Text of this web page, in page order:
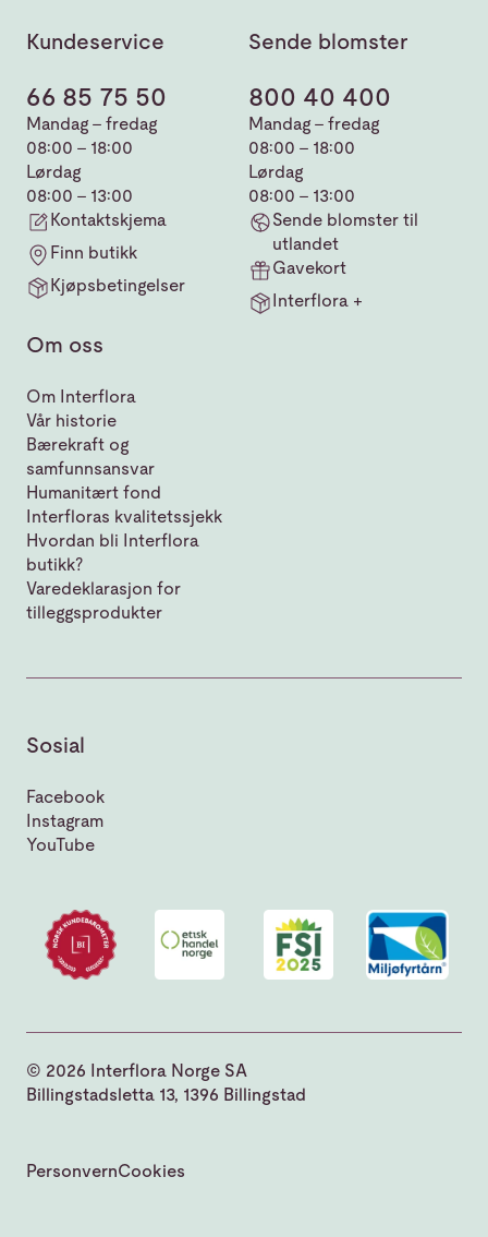
Kundeservice
66 85 75 50
Mandag - fredag
08:00 - 18:00
Lørdag
08:00 - 13:00
Kontaktskjema
Finn butikk
Kjøpsbetingelser
Sende blomster
800 40 400
Mandag - fredag
08:00 - 18:00
Lørdag
08:00 - 13:00
Sende blomster til
utlandet
Gavekort
Interflora +
Om oss
Om Interflora
Vår historie
Bærekraft og
samfunnsansvar
Humanitært fond
Interfloras kvalitetssjekk
Hvordan bli Interflora
butikk?
Varedeklarasjon for
tilleggsprodukter
Sosial
Facebook
Instagram
YouTube
© 2026 Interflora Norge SA
Billingstadsletta 13, 1396 Billingstad
PersonvernCookies